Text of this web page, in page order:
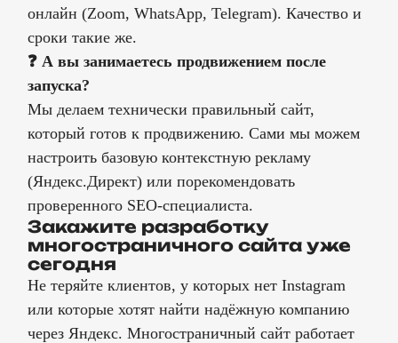
онлайн (Zoom, WhatsApp, Telegram). Качество и
сроки такие же.
❓ А вы занимаетесь продвижением после
запуска?
Мы делаем технически правильный сайт,
который готов к продвижению. Сами мы можем
настроить базовую контекстную рекламу
(Яндекс.Директ) или порекомендовать
проверенного SEO-специалиста.
Закажите разработку
многостраничного сайта уже
сегодня
Не теряйте клиентов, у которых нет Instagram
или которые хотят найти надёжную компанию
через Яндекс. Многостраничный сайт работает